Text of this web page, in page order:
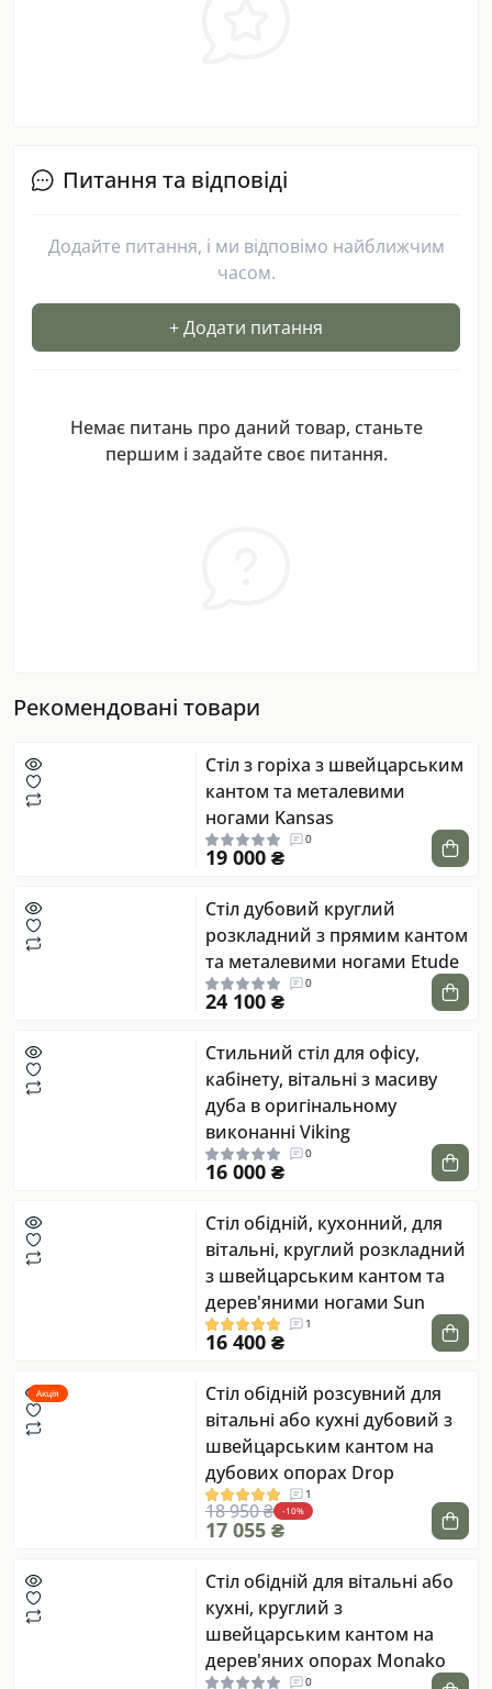
Питання та відповіді
Додайте питання, і ми відповімо найближчим
часом.
+ Додати питання
Немає питань про даний товар, станьте
першим і задайте своє питання.
Рекомендовані товари
Стіл з горіха з швейцарським
кантом та металевими
ногами Kansas
0
19 000 ₴
Стіл дубовий круглий
розкладний з прямим кантом
та металевими ногами Etude
0
24 100 ₴
Стильний стіл для офісу,
кабінету, вітальні з масиву
дуба в оригінальному
виконанні Viking
0
16 000 ₴
Стіл обідній, кухонний, для
вітальні, круглий розкладний
з швейцарським кантом та
дерев'яними ногами Sun
1
16 400 ₴
Акція
Стіл обідній розсувний для
вітальні або кухні дубовий з
швейцарським кантом на
дубових опорах Drop
1
18 950 ₴ -10%
17 055 ₴
Стіл обідній для вітальні або
кухні, круглий з
швейцарським кантом на
дерев'яних опорах Monako
0